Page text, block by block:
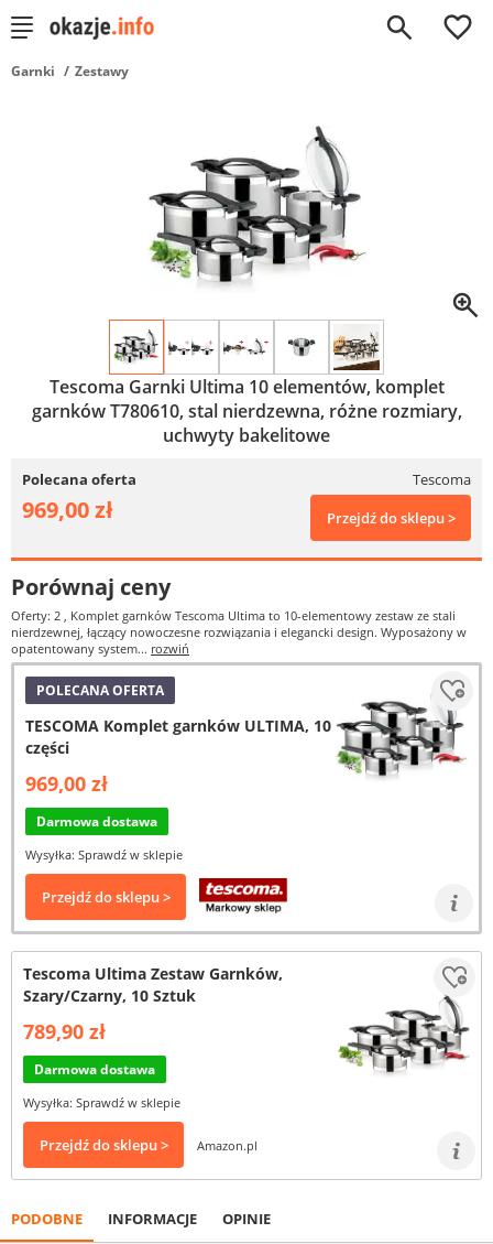
0
Garnki Zestawy
Tescoma Garnki Ultima 10 elementów, komplet
garnków T780610, stal nierdzewna, różne rozmiary,
uchwyty bakelitowe
Polecana oferta Tescoma
969,00 zł Przejdź do sklepu >
Porównaj ceny
Oferty: 2 , Komplet garnków Tescoma Ultima to 10-elementowy zestaw ze stali
nierdzewnej, łączący nowoczesne rozwiązania i elegancki design. Wyposażony w
opatentowany system... rozwiń
POLECANA OFERTA
TESCOMA Komplet garnków ULTIMA, 10
części
969,00 zł
Darmowa dostawa
Wysyłka: Sprawdź w sklepie
Przejdź do sklepu >
Tescoma Ultima Zestaw Garnków,
Szary/Czarny, 10 Sztuk
789,90 zł
Darmowa dostawa
Wysyłka: Sprawdź w sklepie
Przejdź do sklepu > Amazon.pl
PODOBNE INFORMACJE OPINIE